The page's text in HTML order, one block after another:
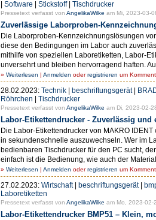
| Software | Stickstoff| Tischdrucker
Pressetext verfasst von AngelikaWilke am Mi, 2023-03-
Zuverlässige Laborproben-
Die Laborproben-Kennzeichnungslösungen
diese den Bedingungen im Labor auch
mithilfe von speziellen Laboretiketten, Labor-
unversehrt und bleiben hervorragend haften.
» Weiterlesen | Anmelden oderregistrieren um
28.02.2023: Technik | beschriftungsgerät|
Röhrchen | Tischdrucker
Pressetext verfasst von AngelikaWilke am Di, 2023-02-
Labor-Etikettendrucker - Zuverlässig und
Die Labor-Etikettendrucker von MAKRO
in sekundenschnelle auszuwechseln. Wer im
bedienbaren Tischdrucker für den PC sucht,
einfach ist die Bedienung, wie auch der
» Weiterlesen | Anmelden oderregistrieren um
27.02.2023: Wirtschaft| beschriftungsgerät|
Laboretiketten
Pressetext verfasst von AngelikaWilke am Mo, 2023-02-
Labor-Etikettendrucker BMP51 – Klein,